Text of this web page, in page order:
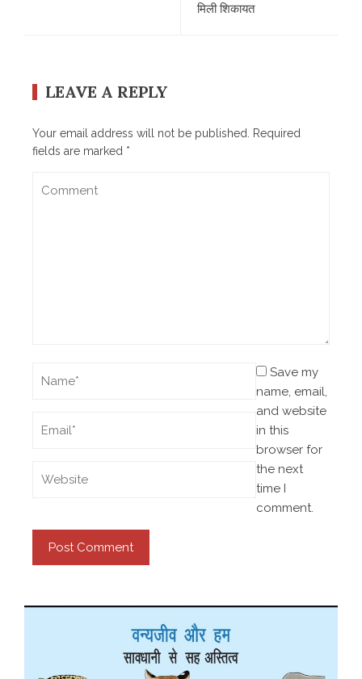
मिली शिकायत
LEAVE A REPLY
Your email address will not be published.
Required
fields are marked *
Save my
name, email,
and website
in this
browser for
the next
time I
comment.